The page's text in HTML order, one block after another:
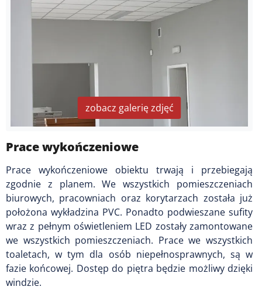
zobacz galerię zdjęć
Prace wykończeniowe
Prace wykończeniowe obiektu trwają i przebiegają
zgodnie z planem. We wszystkich pomieszczeniach
biurowych, pracowniach oraz korytarzach została już
położona wykładzina PVC. Ponadto podwieszane sufity
wraz z pełnym oświetleniem LED zostały zamontowane
we wszystkich pomieszczeniach. Prace we wszystkich
toaletach, w tym dla osób niepełnosprawnych, są w
fazie końcowej. Dostęp do piętra będzie możliwy dzięki
windzie.